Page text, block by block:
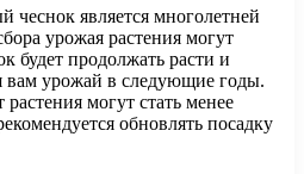
является многолетней
урожая растения могут
будет продолжать расти и
вам урожай в следующие годы.
растения могут стать менее
обновлять посадку